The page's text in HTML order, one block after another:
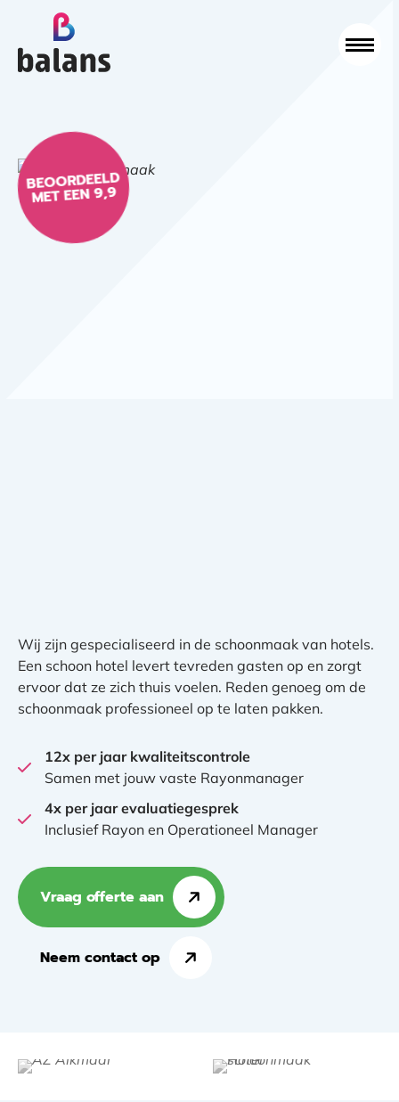
Wij zijn gespecialiseerd in de schoonmaak van hotels.
Een schoon hotel levert tevreden gasten op en zorgt
ervoor dat ze zich thuis voelen. Reden genoeg om de
schoonmaak professioneel op te laten pakken.
12x per jaar kwaliteitscontrole
Samen met jouw vaste Rayonmanager
4x per jaar evaluatiegesprek
Inclusief Rayon en Operationeel Manager
Vraag offerte aan
Neem contact op
BEOORDEELD
MET EEN 9,9